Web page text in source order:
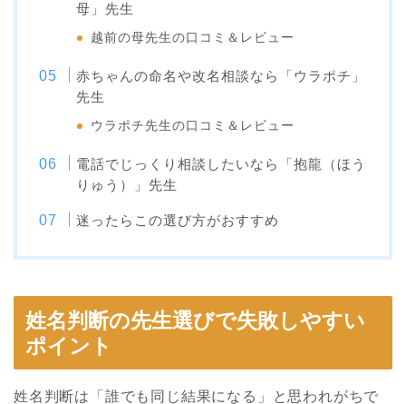
母」先生
越前の母先生の口コミ＆レビュー
赤ちゃんの命名や改名相談なら「ウラポチ」
先生
ウラポチ先生の口コミ＆レビュー
電話でじっくり相談したいなら「抱龍（ほう
りゅう）」先生
迷ったらこの選び方がおすすめ
姓名判断の先生選びで失敗しやすい
ポイント
姓名判断は「誰でも同じ結果になる」と思われがちで